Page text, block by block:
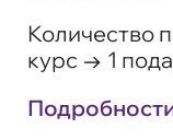
Количество
курс → 1